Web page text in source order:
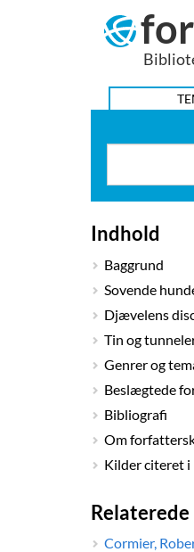
Indhold
Baggrund
Sovende
Djævelens
Tin og
Genrer og
Beslægtede
Bibliografi
Om
Kilder citeret
Cormier,